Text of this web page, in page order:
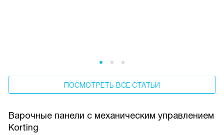
ПОСМОТРЕТЬ ВСЕ СТАТЬИ
Варочные панели с механическим управлением
Korting